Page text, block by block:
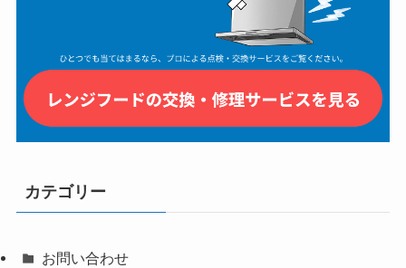
カテゴリー
お問い合わせ